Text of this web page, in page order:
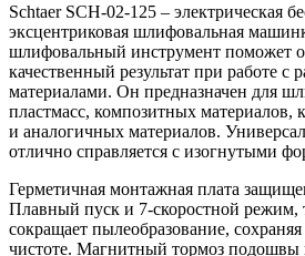
Schtaer SCH-02-125 – электрическая
эксцентриковая шлифовальная
шлифовальный инструмент поможет
качественный результат при работе с
материалами. Он предназначен для
пластмасс, композитных материалов,
и аналогичных материалов.
отлично справляется с изогнутыми
Герметичная монтажная плата
Плавный пуск и 7-скоростной режим,
сокращает пылеобразование, сохраняя
чистоте. Магнитный тормоз подошвы